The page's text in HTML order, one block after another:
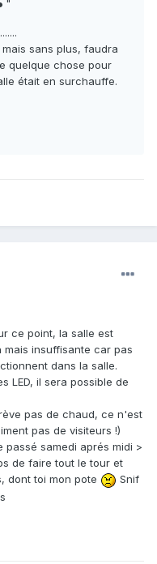
"
sans plus, faudra
quelque chose pour
était en surchauffe.
ce point, la salle est
insuffisante car pas
dans la salle.
LED, il sera possible de
pas de chaud, ce n'est
pas de visiteurs !)
samedi aprés midi >
de faire tout le tour et
dont toi mon pote
Snif